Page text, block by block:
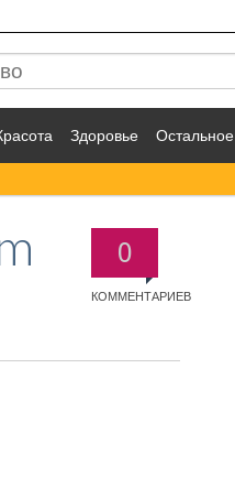
Здоровье Остальное
0
КОММЕНТАРИЕВ